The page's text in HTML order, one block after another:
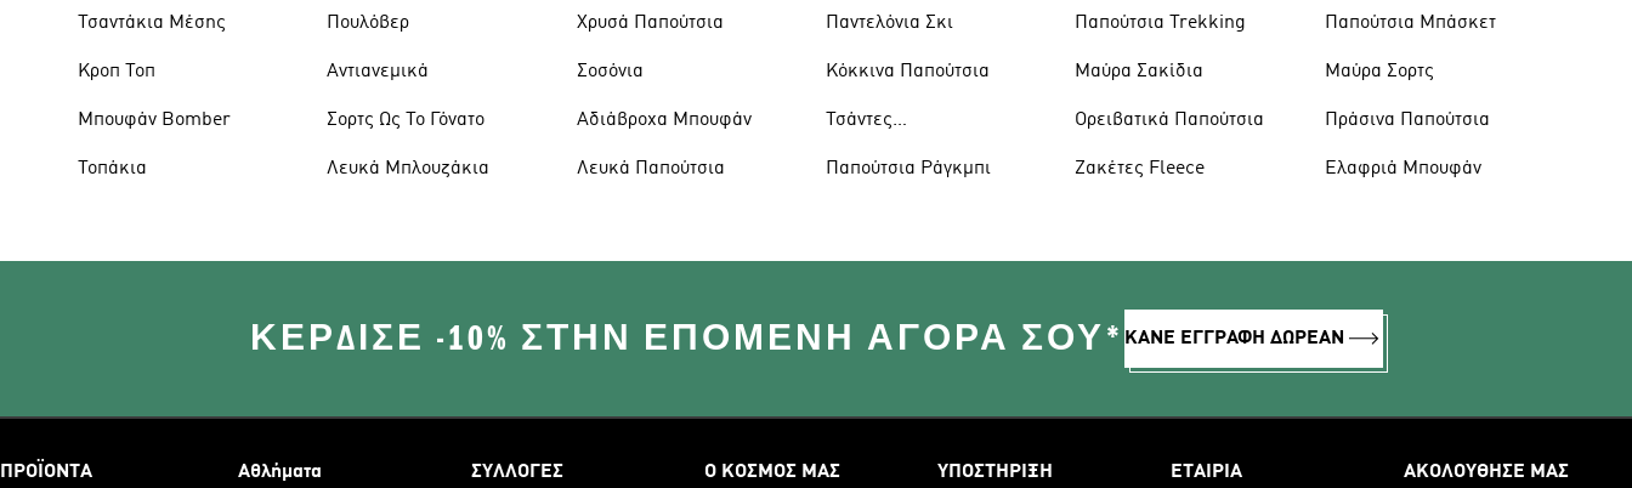
Τσαντάκια Μέσης
Κροπ Τοπ
Μπουφάν Bomber
Τοπάκια
Πουλόβερ
Αντιανεμικά
Σορτς Ως Το Γόνατο
Λευκά Μπλουζάκια
Χρυσά Παπούτσια
Σοσόνια
Αδιάβροχα Μπουφάν
Λευκά Παπούτσια
Παντελόνια Σκι
Κόκκινα Παπούτσια
Τσάντες
Παπούτσια Ράγκμπι
Παπούτσια Trekking
Μαύρα Σακίδια
Ορειβατικά Παπούτσια
Ζακέτες Fleece
Παπούτσια Μπάσκετ
Μαύρα Σορτς
Πράσινα Παπούτσια
Ελαφριά Μπουφάν
ΚΈΡΔΙΣΕ -10% ΣΤΗΝ ΕΠΌΜΕΝΗ ΑΓΟΡΆ ΣΟΥ* ΚΑΝΕ ΕΓΓΡΑΦΗ ΔΩΡΕΑΝ
ΠΡΟΪΟΝΤΑ Αθλήματα ΣΥΛΛΟΓΕΣ Ο ΚΟΣΜΟΣ ΜΑΣ ΥΠΟΣΤΗΡΙΞΗ ΕΤΑΙΡΙΑ ΑΚΟΛΟΥΘΗΣΕ ΜΑΣ